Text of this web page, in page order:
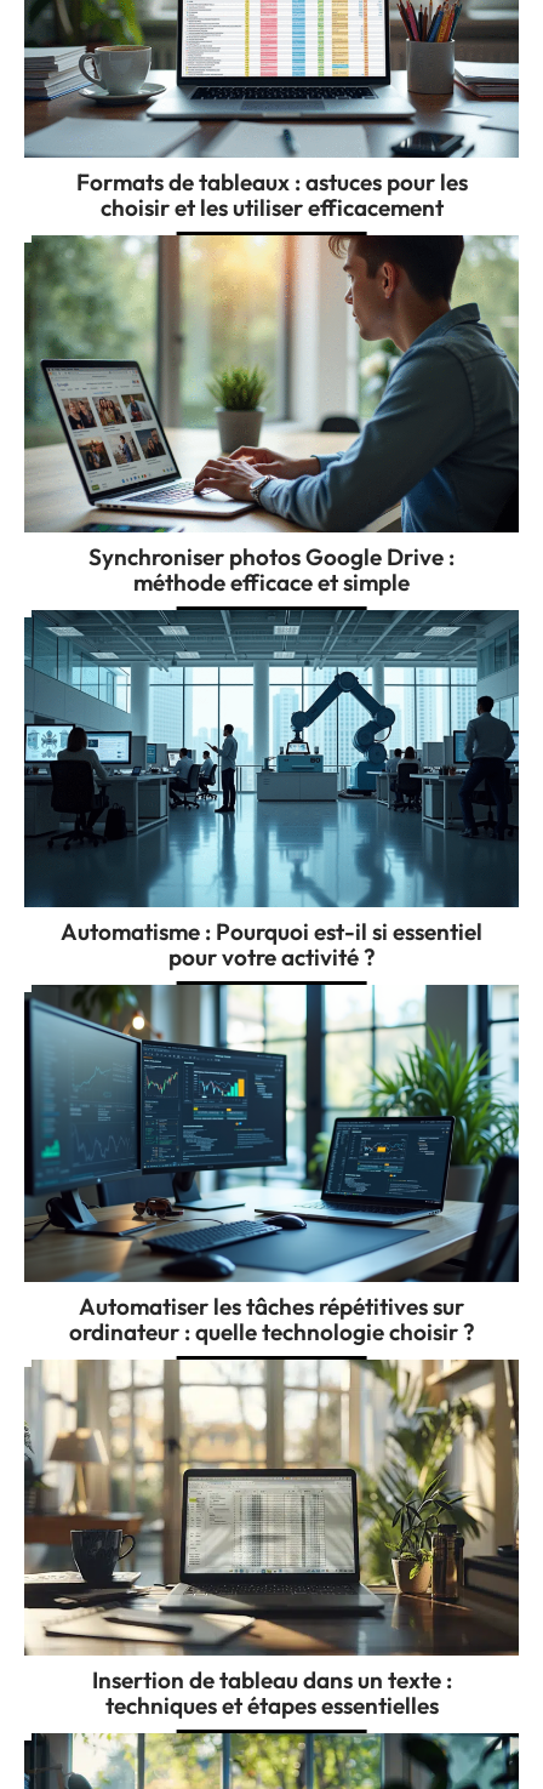
Formats de tableaux : astuces pour les
choisir et les utiliser efficacement
Synchroniser photos Google Drive :
méthode efficace et simple
Automatisme : Pourquoi est-il si essentiel
pour votre activité ?
Automatiser les tâches répétitives sur
ordinateur : quelle technologie choisir ?
Insertion de tableau dans un texte :
techniques et étapes essentielles